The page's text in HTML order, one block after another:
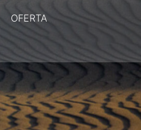
OFERTA